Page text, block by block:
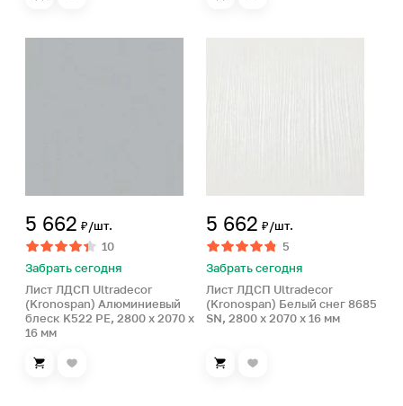
5 662 ₽/шт.
10
Забрать сегодня
Лист ЛДСП Ultradecor
(Kronospan) Алюминиевый
блеск K522 PE, 2800 x 2070 x
16 мм
5 662 ₽/шт.
5
Забрать сегодня
Лист ЛДСП Ultradecor
(Kronospan) Белый снег 8685
SN, 2800 x 2070 x 16 мм